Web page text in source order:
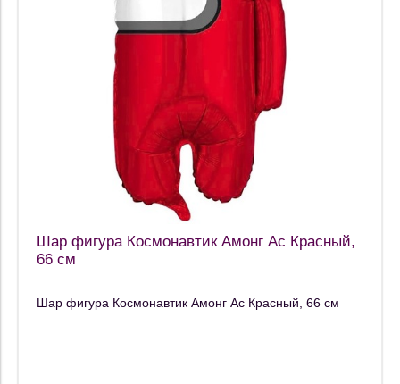
Шар фигура Космонавтик Амонг Ас Красный,
66 см
Шар фигура Космонавтик Амонг Ас Красный, 66 см